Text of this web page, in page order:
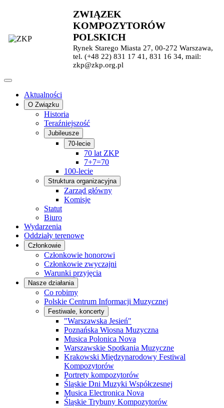
ZWIĄZEK
KOMPOZYTORÓW
POLSKICH
Rynek Starego Miasta 27, 00-272 Warszawa,
tel. (+48 22) 831 17 41, 831 16 34, mail:
zkp@zkp.org.pl
Aktualności
O Związku
Historia
Teraźniejszość
Jubileusze
70-lecie
70 lat ZKP
7+7=70
100-lecie
Struktura organizacyjna
Zarząd główny
Komisje
Statut
Biuro
Wydarzenia
Oddziały terenowe
Członkowie
Członkowie honorowi
Członkowie zwyczajni
Warunki przyjęcia
Nasze działania
Co robimy
Polskie Centrum Informacji Muzycznej
Festiwale, koncerty
"Warszawska Jesień"
Poznańska Wiosna Muzyczna
Musica Polonica Nova
Warszawskie Spotkania Muzyczne
Krakowski Międzynarodowy Festiwal
Kompozytorów
Portrety kompozytorów
Śląskie Dni Muzyki Współczesnej
Musica Electronica Nova
Śląskie Trybuny Kompozytorów